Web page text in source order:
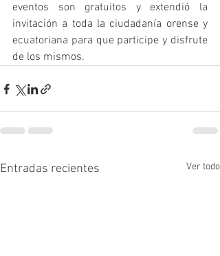
eventos son gratuitos y extendió la
invitación a toda la ciudadanía orense y
ecuatoriana para que participe y disfrute
de los mismos.
Entradas recientes Ver todo